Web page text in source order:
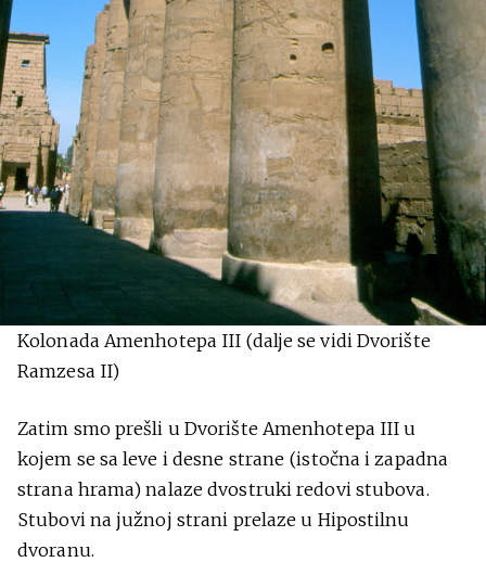
Kolonada Amenhotepa III (dalje se vidi Dvorište
Ramzesa II)
Zatim smo prešli u Dvorište Amenhotepa III u
kojem se sa leve i desne strane (istočna i zapadna
strana hrama) nalaze dvostruki redovi stubova.
Stubovi na južnoj strani prelaze u Hipostilnu
dvoranu.